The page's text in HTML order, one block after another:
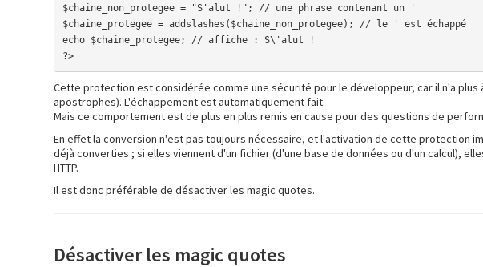
$chaine_non_protegee = "S'alut !"; // une phrase contenant un '
$chaine_protegee = addslashes($chaine_non_protegee); // le ' est échappé
echo $chaine_protegee; // affiche : S\'alut !
?>
Cette protection est considérée comme une sécurité pour le développeur, car il n'a
apostrophes). L'échappement est automatiquement fait.
Mais ce comportement est de plus en plus remis en cause pour des questions de
En effet la conversion n'est pas toujours nécessaire, et l'activation de cette protection
déjà converties ; si elles viennent d'un fichier (d'une base de données ou d'un calcul),
HTTP.
Il est donc préférable de désactiver les magic quotes.
Désactiver les magic quotes